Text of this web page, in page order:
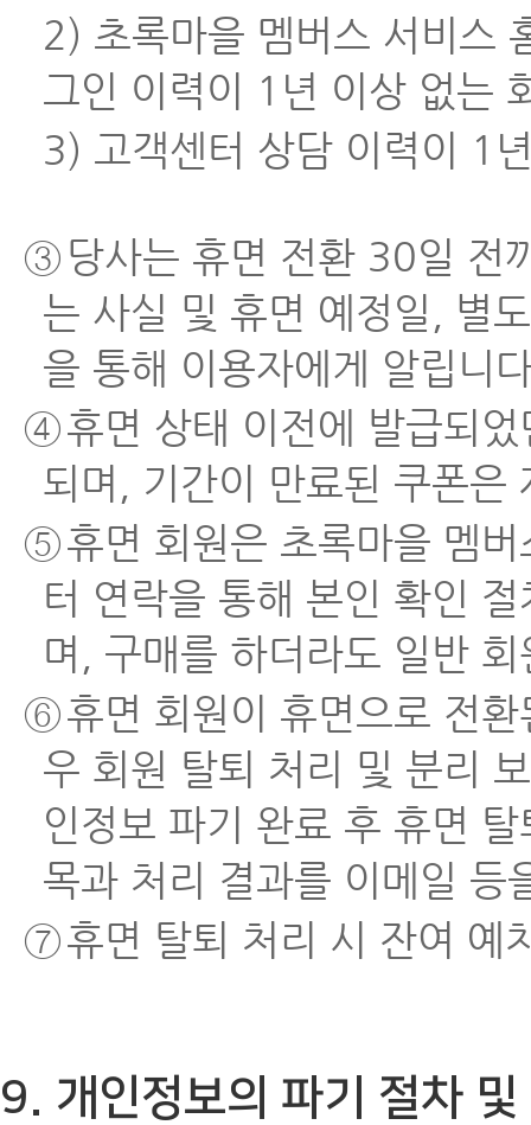
2) 초록마을 멤버스 서비스
그인 이력이 1년 이상 없는
3) 고객센터 상담 이력이 1
③ 당사는 휴면 전환 30일 전
는 사실 및 휴면 예정일, 별
을 통해 이용자에게 알립니
④휴면 상태 이전에 발급되
되며, 기간이 만료된 쿠폰은
⑤휴면 회원은 초록마을 멤
터 연락을 통해 본인 확인
며, 구매를 하더라도 일반
⑥휴면 회원이 휴면으로 전
우 회원 탈퇴 처리 및 분리
인정보 파기 완료 후 휴면
목과 처리 결과를 이메일 등
⑦휴면 탈퇴 처리 시 잔여 예
9. 개인정보의 파기 절차 및